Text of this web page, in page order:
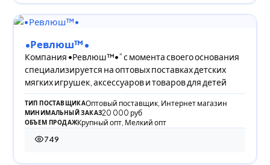
•Ревлюш™•
Компания •Ревлюш™•” с момента своего основания
специализируется на оптовых поставках детских
мягких игрушек, аксессуаров и товаров для детей
ТИП ПОСТАВЩИКАОптовый поставщик, Интернет магазин
МИНИМАЛЬНЫЙ ЗАКАЗ20 000 руб
ОБЪЕМ ПРОДАЖКрупный опт, Мелкий опт
749
749 просмотров